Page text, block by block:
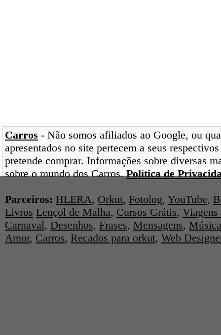
Carros - Não somos afiliados ao Google, ou
apresentados no site pertecem a seus
pretende comprar. Informações sobre diversas
sobre o mundo dos Carros.Política de
Parceiros: HLERA, Orkut, Fotolog, YouTube,
Livros Lençol de Malha, Cursos Grátis, Viagens
Carnaval, Desenhos, Frases, Mensagens,
Amor, Carros, Recados para orkut, Web